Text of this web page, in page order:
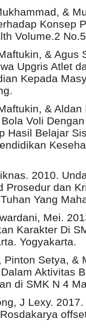
&
Konsep
Volume.2
& Agus
Upgris Atlet
Kepada
&
Voli
Hasil Belajar
2010.
Prosedur dan
Yang
Mei.
Karakter Di
Yogyakarta.
Pinton Setya, &
Aktivitas
di SMK N 4
J Lexy.